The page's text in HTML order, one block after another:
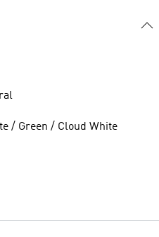
/ Green / Cloud White